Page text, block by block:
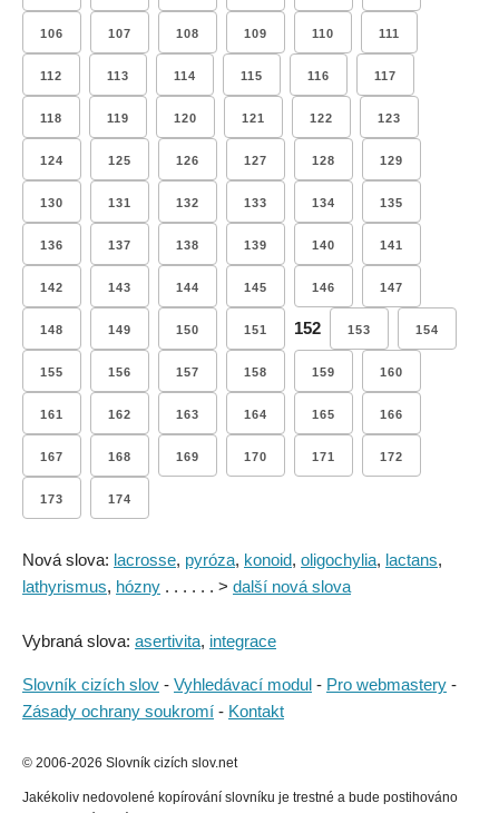
106 107 108 109 110 111
112 113 114 115 116 117
118 119 120 121 122 123
124 125 126 127 128 129
130 131 132 133 134 135
136 137 138 139 140 141
142 143 144 145 146 147
148 149 150 151 152 153 154
155 156 157 158 159 160
161 162 163 164 165 166
167 168 169 170 171 172
173 174
Nová slova: lacrosse, pyróza, konoid, oligochylia, lactans,
lathyrismus, hózny . . . . . . > další nová slova
Vybraná slova: asertivita, integrace
Slovník cizích slov - Vyhledávací modul - Pro webmastery -
Zásady ochrany soukromí - Kontakt
© 2006-2026 Slovník cizích slov.net
Jakékoliv nedovolené kopírování slovníku je trestné a bude postihováno